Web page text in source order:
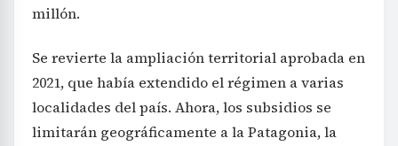
millón.
Se revierte la ampliación territorial aprobada en
2021, que había extendido el régimen a varias
localidades del país. Ahora, los subsidios se
limitarán geográficamente a la Patagonia, la